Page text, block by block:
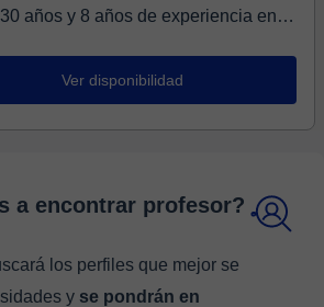
años y 8 años de experiencia en el
Ver disponibilidad
a encontrar profesor?
los perfiles que mejor se
y se pondrán en